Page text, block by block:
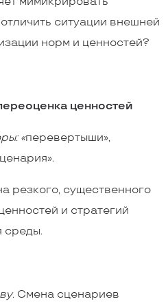
ситуации внешней
норм и ценностей?
ценностей
«перевертыши»,
резкого, существенного
и стратегий
среды.
. Смена сценариев